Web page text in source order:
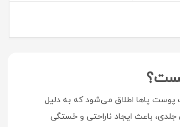
پاها اطلاق می‌شود که به دلیل
باعث ایجاد ناراحتی و خستگی